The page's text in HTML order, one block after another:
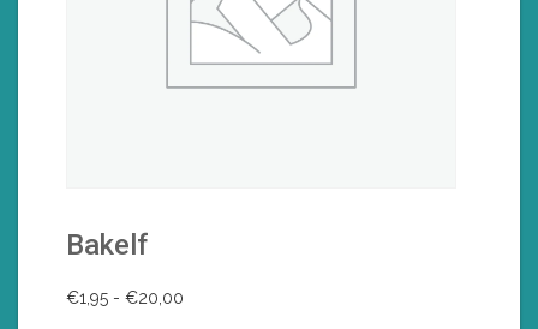
Bakelf
€1,95 - €20,00